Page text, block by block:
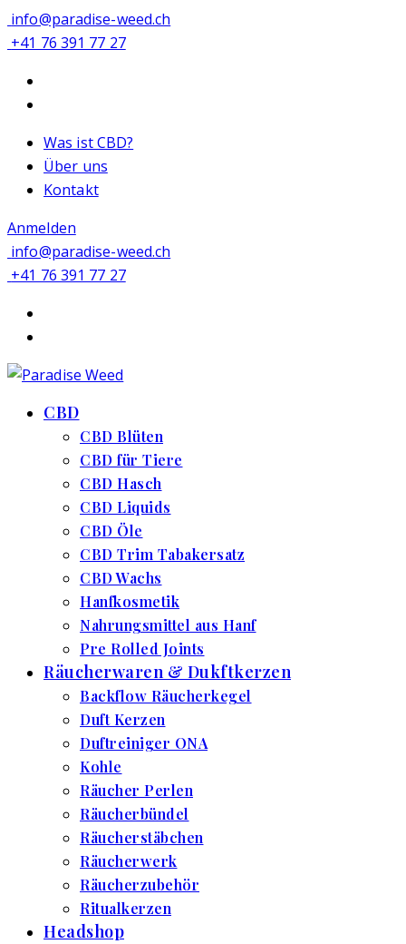
info@paradise-weed.ch
+41 76 391 77 27
Was ist CBD?
Über uns
Kontakt
Anmelden
info@paradise-weed.ch
+41 76 391 77 27
CBD
CBD Blüten
CBD für Tiere
CBD Hasch
CBD Liquids
CBD Öle
CBD Trim Tabakersatz
CBD Wachs
Hanfkosmetik
Nahrungsmittel aus Hanf
Pre Rolled Joints
Räucherwaren & Dukftkerzen
Backflow Räucherkegel
Duft Kerzen
Duftreiniger ONA
Kohle
Räucher Perlen
Räucherbündel
Räucherstäbchen
Räucherwerk
Räucherzubehör
Ritualkerzen
Headshop